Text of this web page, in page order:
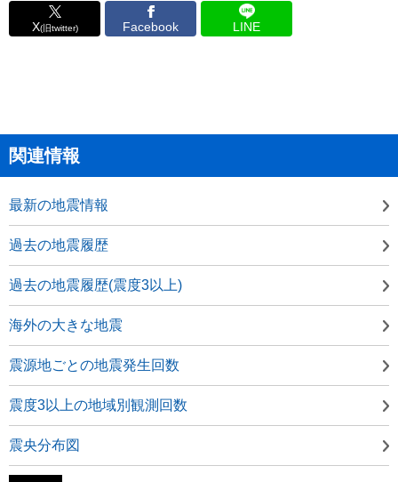
X(旧twitter) Facebook LINE
関連情報
最新の地震情報
過去の地震履歴
過去の地震履歴(震度3以上)
海外の大きな地震
震源地ごとの地震発生回数
震度3以上の地域別観測回数
震央分布図